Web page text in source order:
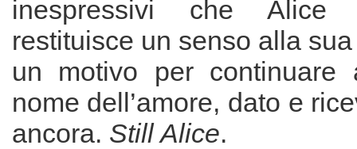
inespressivi che Alice
restituisce un senso alla
un motivo per continuare
nome dell’amore, dato e
ancora. Still Alice.